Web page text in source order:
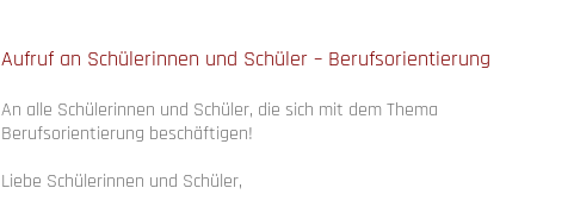
Aufruf an Schülerinnen und Schüler – Berufsorientierung
An alle Schülerinnen und Schüler, die sich mit dem Thema
Berufsorientierung beschäftigen!
Liebe Schülerinnen und Schüler,